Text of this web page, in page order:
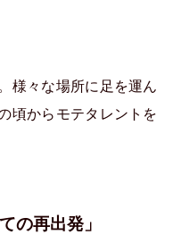
様々な場所に足を運ん
頃からモテタレントを
の再出発」